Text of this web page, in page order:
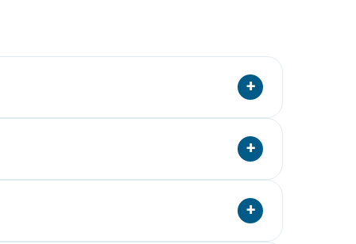
+
сложность удаления, исключаются
+
седация или наркоз.
+